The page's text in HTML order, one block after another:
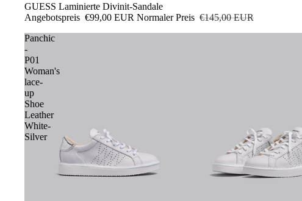
Sale
GUESS Laminierte Divinit-Sandale
Angebotspreis €99,00 EUR Normaler Preis €145,00 EUR
Panchic
-
P01
Woman's
lace-
up
Shoe
Leather
White-
Silver